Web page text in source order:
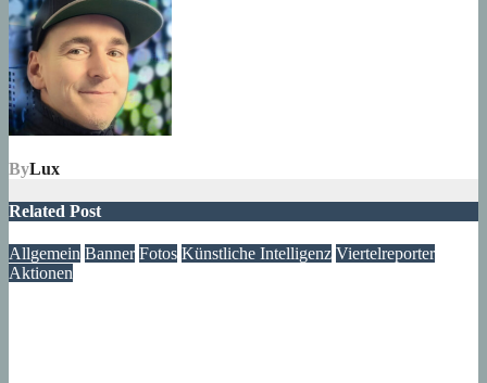
ByLux
Related Post
Allgemein Banner Fotos Künstliche Intelligenz Viertelreporter
Aktionen